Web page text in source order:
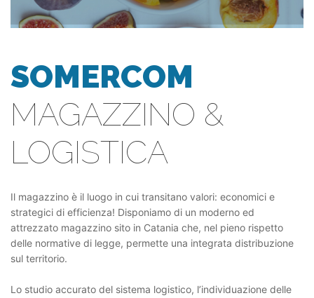
SOMERCOM
MAGAZZINO &
LOGISTICA
Il magazzino è il luogo in cui transitano valori: economici e
strategici di efficienza! Disponiamo di un moderno ed
attrezzato magazzino sito in Catania che, nel pieno rispetto
delle normative di legge, permette una integrata distribuzione
sul territorio.
Lo studio accurato del sistema logistico, l’individuazione delle